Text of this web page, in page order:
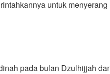
untuk menyerang
pada bulan Dzulhijjah